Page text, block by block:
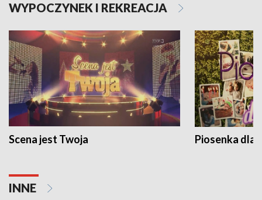
WYPOCZYNEK I REKREACJA
Scena jest Twoja Piosenka dla
INNE